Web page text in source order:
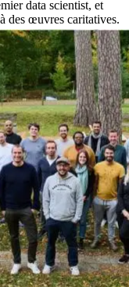
data scientist, et
des œuvres caritatives.